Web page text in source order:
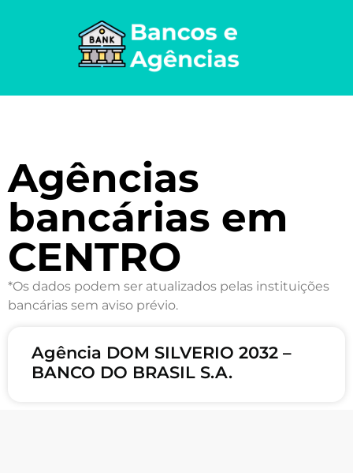
Agências
bancárias em
CENTRO
*Os dados podem ser atualizados pelas instituições
bancárias sem aviso prévio.
Agência DOM SILVERIO 2032 –
BANCO DO BRASIL S.A.